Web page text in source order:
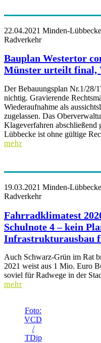
22.04.2021 Minden-
Radverkehr
Bauplan Westertor
Münster urteilt final,
Der Bebauungsplan Nr.1/28/
nichtig. Gravierende
Wiederaufnahme als
zugelassen. Das
Klageverfahren
Lübbecke ist ohne gültige
mehr
19.03.2021 Minden-
Radverkehr
Fahrradklimatest
Schulnote 4 – kein
Infrastrukturausbau
Auch Schwarz-Grün im Rat
2021 weist aus 1 Mio. Euro
soviel für Radwege in der
mehr
Foto:
VCD
/
TDip